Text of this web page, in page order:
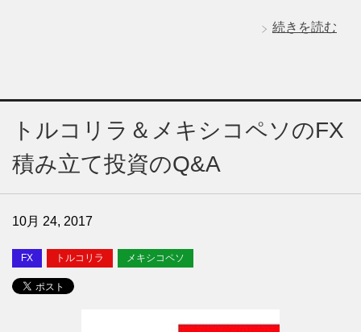
続きを読む
トルコリラ＆メキシコペソのFX
積み立て投資のQ&A
10月 24, 2017
FX トルコリラ メキシコペソ